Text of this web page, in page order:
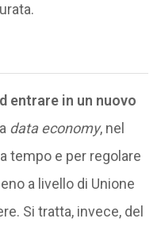
entrare in un nuovo
data economy, nel
tempo e per regolare
a livello di Unione
Si tratta, invece, del